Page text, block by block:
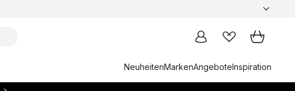
NeuheitenMarkenAngeboteInspiration